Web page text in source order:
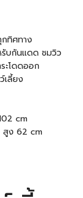
ทิศทาง
บกันแดด ชมวิว
ะโดดออก
เลี้ยง
cm
สูง 62 cm